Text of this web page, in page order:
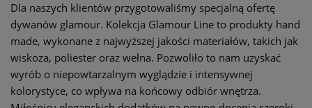
Dla naszych klientów przygotowaliśmy specjalną ofertę
dywanów glamour. Kolekcja Glamour Line to produkty hand
made, wykonane z najwyższej jakości materiałów, takich jak
wiskoza, poliester oraz wełna. Pozwoliło to nam uzyskać
wyrób o niepowtarzalnym wyglądzie i intensywnej
kolorystyce, co wpływa na końcowy odbiór wnętrza.